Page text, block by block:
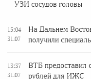
УЗИ сосудов головы
15:04
31.07
На Дальнем
получили
13:37
31.07
ВТБ предоставил
рублей для ИЖС